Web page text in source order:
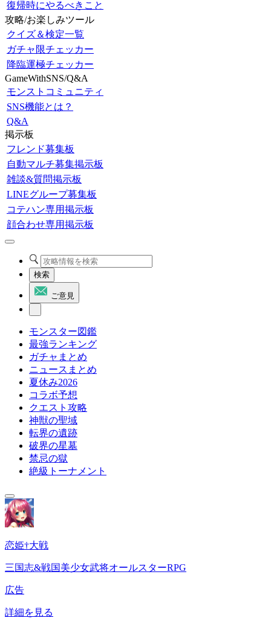
復帰時にやるべきこと
攻略/お楽しみツール
クイズ＆検定一覧
ガチャ限チェッカー
降臨運極チェッカー
GameWithSNS/Q&A
モンストコミュニティ
SNS機能とは？
Q&A
掲示板
フレンド募集板
自動マルチ募集掲示板
雑談&質問掲示板
LINEグループ募集板
コテハン専用掲示板
顔合わせ専用掲示板
検索
ご意見
モンスター図鑑
最強ランキング
ガチャまとめ
ニュースまとめ
夏休み2026
コラボ予想
クエスト攻略
神獣の聖域
転界の遺跡
破界の星墓
禁忌の獄
絶級トーナメント
恋姫†大戦
三国志&戦国美少女武将オールスターRPG
広告
詳細を見る